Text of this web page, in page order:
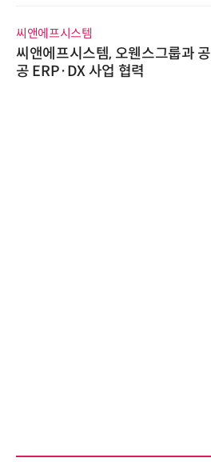
씨앤에프시스템
씨앤에프시스템, 오웬스그룹과 공
공 ERP·DX 사업 협력